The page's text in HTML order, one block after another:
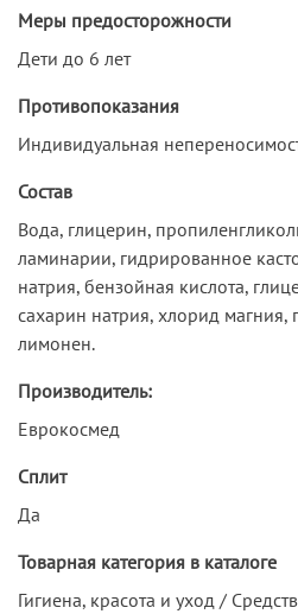
Меры предосторожности
Дети до 6 лет
Противопоказания
Индивидуальная
Состав
Вода, глицерин,
ламинарии, гидрированное
натрия, бензойная кислота,
сахарин натрия, хлорид
лимонен.
Производитель:
Еврокосмед
Сплит
Да
Товарная категория в каталоге
Гигиена, красота и уход /